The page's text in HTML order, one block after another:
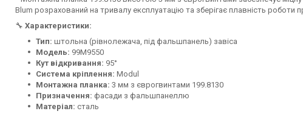
Blum розрахований на тривалу експлуатацію та зберігає плавність роботи
🔧 Характеристики:
Тип: штольна (рівнолежача, під фальшпанель) завіса
Модель: 99M9550
Кут відкривання: 95°
Система кріплення: Modul
Монтажна планка: 3 мм з єврогвинтами 199.8130
Призначення: фасади з фальшпанеллю
Матеріал: сталь